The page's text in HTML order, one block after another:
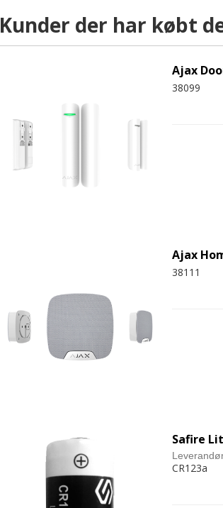
Kunder der har købt
Ajax
38099
Ajax
38111
Safire
CR123a